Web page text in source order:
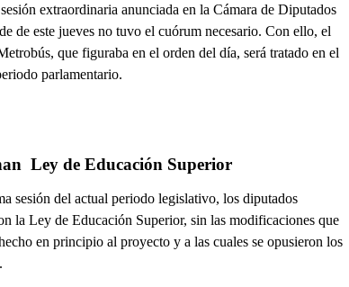
extraordinaria anunciada en la Cámara de Diputados
de este jueves no tuvo el cuórum necesario. Con ello, el
que figuraba en el orden del día, será tratado en el
parlamentario.
Ley de Educación Superior
sesión del actual periodo legislativo, los diputados
la Ley de Educación Superior, sin las modificaciones que
en principio al proyecto y a las cuales se opusieron los